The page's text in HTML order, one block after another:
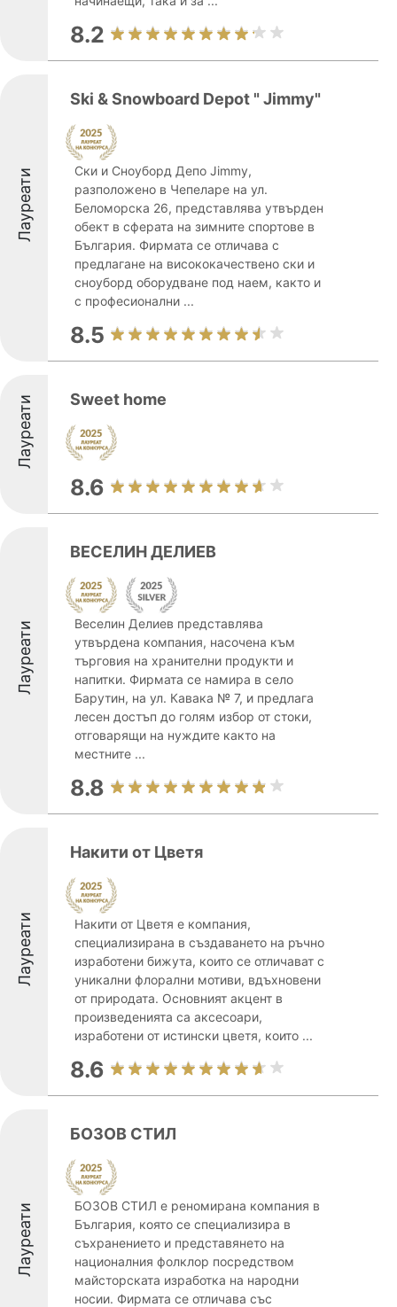
8.2
Лауреати
Ski & Snowboard Depot " Jimmy"
Ски и Сноуборд Депо Jimmy,
разположено в Чепеларе на ул.
Беломорска 26, представлява утвърден
обект в сферата на зимните спортове в
България. Фирмата се отличава с
предлагане на висококачествено ски и
сноуборд оборудване под наем, както и
с професионални ...
8.5
Лауреати Sweet home
8.6
Лауреати
ВЕСЕЛИН ДЕЛИЕВ
Веселин Делиев представлява
утвърдена компания, насочена към
търговия на хранителни продукти и
напитки. Фирмата се намира в село
Барутин, на ул. Кавака № 7, и предлага
лесен достъп до голям избор от стоки,
отговарящи на нуждите както на
местните ...
8.8
Лауреати
Накити от Цветя
Накити от Цветя е компания,
специализирана в създаването на ръчно
изработени бижута, които се отличават с
уникални флорални мотиви, вдъхновени
от природата. Основният акцент в
произведенията са аксесоари,
изработени от истински цветя, които ...
8.6
Лауреати
БОЗОВ СТИЛ
БОЗОВ СТИЛ е реномирана компания в
България, която се специализира в
съхранението и представянето на
националния фолклор посредством
майсторската изработка на народни
носии. Фирмата се отличава със